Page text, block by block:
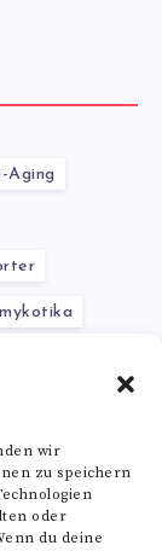
wir
zu speichern
oder
du deine
Aging